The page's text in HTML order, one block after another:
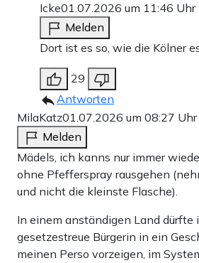
Icke01.07.2026 um 11:46 Uhr
Melden
Dort ist es so, wie die Kölner
29
Antworten
MilaKatz01.07.2026 um 08:27 Uhr
Melden
Mädels, ich kanns nur immer
ohne Pfefferspray rausgehen
und nicht die kleinste Flasche).
In einem anständigen Land dürfte
gesetzestreue Bürgerin in ein
meinen Perso vorzeigen, im